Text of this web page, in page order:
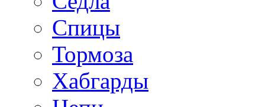
Спицы
Тормоза
Хабгарды